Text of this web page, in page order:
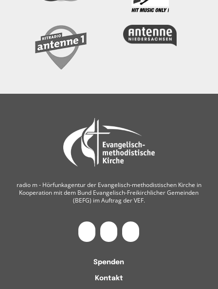
radio m ‐ Hörfunkagentur der Evangelisch-methodistischen Kirche in
Kooperation mit dem Bund Evangelisch-Freikirchlicher Gemeinden
(BEFG) im Auftrag der VEF.
Spenden
Kontakt